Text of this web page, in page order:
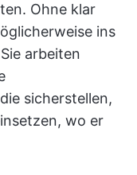
Ohne klar
ins
arbeiten
sicherstellen,
wo er